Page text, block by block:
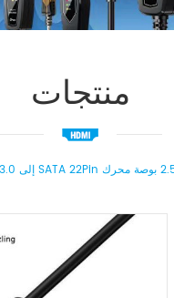
منتجات